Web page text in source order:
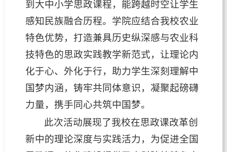
到大中小学思政课程，能跨越时空让学生
感知民族融合历程。学院应结合我校农业
特色优势，打造兼具历史纵深感与农业科
技特色的思政实践教学新范式，让理论内
化于心、外化于行， 助力学生深刻理解中
国梦内涵，铸牢共同体意识，凝聚起磅礴
力量，携手同心共筑中国梦。
此次活动展现了我校在思政课改革创
新中的理论深度与实践活力，为促进全国